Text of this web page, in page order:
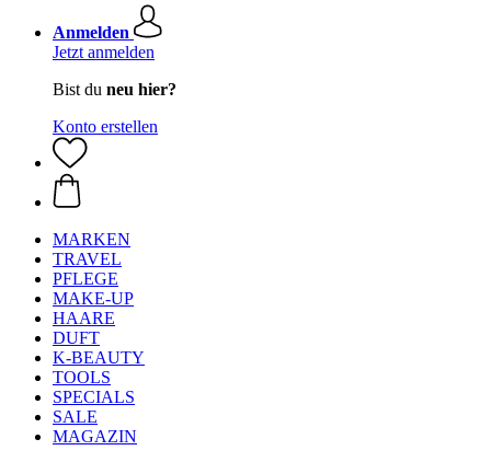
Anmelden
Jetzt anmelden
Bist du neu hier?
Konto erstellen
MARKEN
TRAVEL
PFLEGE
MAKE-UP
HAARE
DUFT
K-BEAUTY
TOOLS
SPECIALS
SALE
MAGAZIN